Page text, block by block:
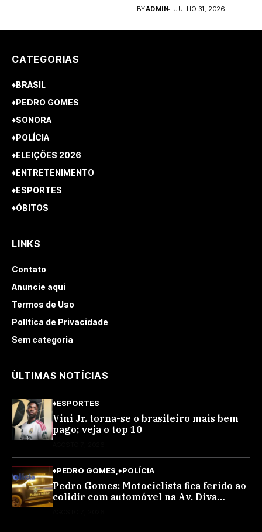
BYADMIN JULHO 31, 2026
CATEGORIAS
♦BRASIL
♦PEDRO GOMES
♦SONORA
♦POLÍCIA
♦ELEIÇÕES 2026
♦ENTRETENIMENTO
♦ESPORTES
♦ÓBITOS
LINKS
Contato
Anuncie aqui
Termos de Uso
Política de Privacidade
Sem categoria
ÙLTIMAS NOTÍCIAS
♦ESPORTES
Vini Jr. torna-se o brasileiro mais bem
pago; veja o top 10
♦PEDRO GOMES ♦POLÍCIA
Pedro Gomes: Motociclista fica ferido ao
colidir com automóvel na Av. Diva